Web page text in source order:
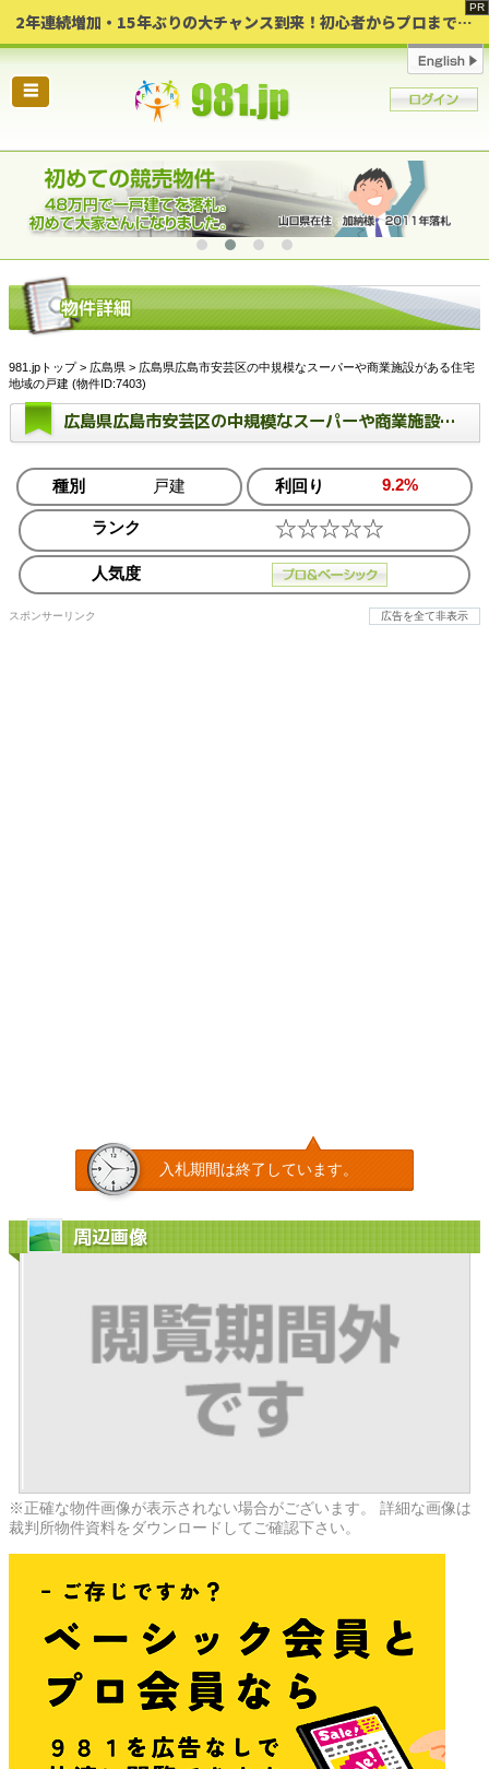
2年連続増加・15年ぶりの大チャンス到来！初心者からプロまで網羅する「競売不動産・超実践投資セミナー」♦神奈川県 横浜 in 神奈川
☰
981.jpトップ> 広島県 > 広島県広島市安芸区の中規模なスーパーや商業施設がある住宅
地域の戸建 (物件ID:7403)
広島県広島市安芸区の中規模なスーパーや商業施設がある住宅地域の戸建
種別 戸建 利回り 9.2%
ランク
人気度
スポンサーリンク 広告を全て非表示
入札期間は終了しています。
周辺画像
※正確な物件画像が表示されない場合がございます。 詳細な画像は
裁判所物件資料をダウンロードしてご確認下さい。